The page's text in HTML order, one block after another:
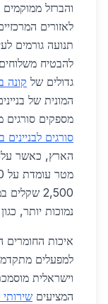
והברזל ממוקמים
לאזורים
תנועה גורמים
גדולים של קונה
המונית של
מספקים סורגים
סורגים לבניינים
2,500
נמוכות יותר,
איכות החומרים
למפעלים
המציעים